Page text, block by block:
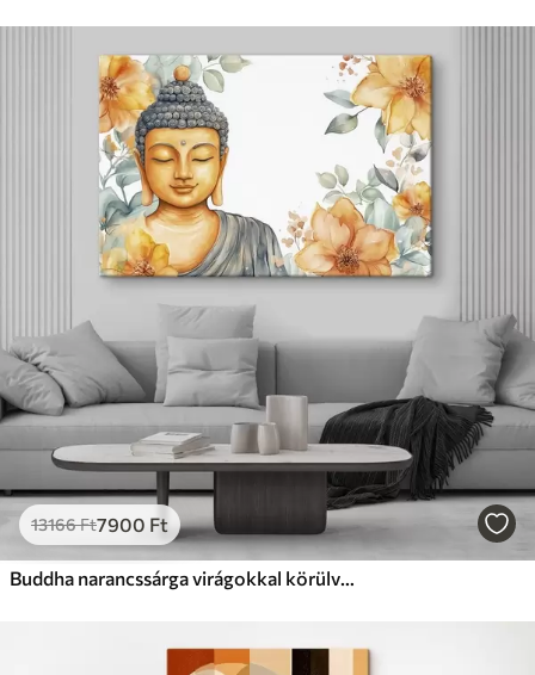
Környezetbarát anyag
13166Ft7900 Ft
Buddha narancssárga virágokkal körülvéve, akvarell stílusban